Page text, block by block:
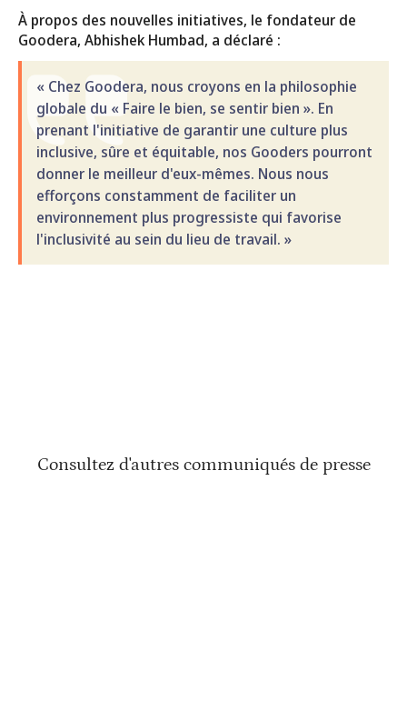
À propos des nouvelles initiatives, le fondateur de
Goodera, Abhishek Humbad, a déclaré :
« Chez Goodera, nous croyons en la philosophie
globale du « Faire le bien, se sentir bien ». En
prenant l'initiative de garantir une culture plus
inclusive, sûre et équitable, nos Gooders pourront
donner le meilleur d'eux-mêmes. Nous nous
efforçons constamment de faciliter un
environnement plus progressiste qui favorise
l'inclusivité au sein du lieu de travail. »
Consultez d'autres communiqués de presse